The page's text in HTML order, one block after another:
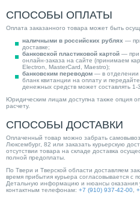
СПОСОБЫ ОПЛАТЫ
Оплата заказанного товара может быть
наличными в российских рублях —
доставке;
банковской пластиковой картой — при
онлайн-заказа на сайте (принимаем
Electron, MasterCard, Maestro);
банковским переводом — в отделении
бланк квитанции на оплату и
денежных средств может составлять
Юридическим лицам доступна также опция
расчету.
СПОСОБЫ ДОСТАВКИ
Оплаченный товар можно забрать
Люксембург, 82 или заказать курьерскую
отсутствии товара на складе доставка
полной предоплаты.
По Твери и Тверской области доставляем
время прибытия курьера согласовывается с
Детальную информацию и нюансы оказания
контактным телефонам: +7 (910) 937-42-00